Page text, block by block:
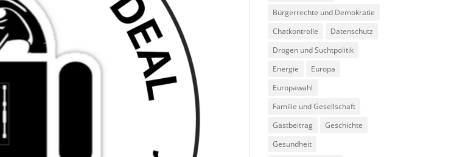
Bürgerrechte und Demokratie
Chatkontrolle
Datenschutz
Drogen und Suchtpolitik
Energie
Europa
Europawahl
Familie und Gesellschaft
Gastbeitrag
Geschichte
Gesundheit